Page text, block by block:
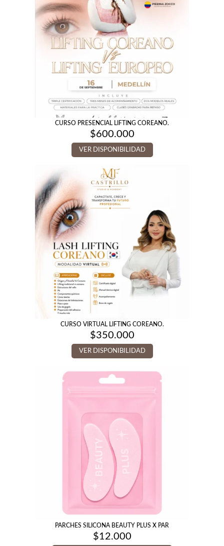
CURSO PRESENCIAL LIFTING COREANO.
$600.000
VER DISPONIBILIDAD
CURSO VIRTUAL LIFTING COREANO.
$350.000
VER DISPONIBILIDAD
PARCHES SILICONA BEAUTY PLUS X PAR
$12.000